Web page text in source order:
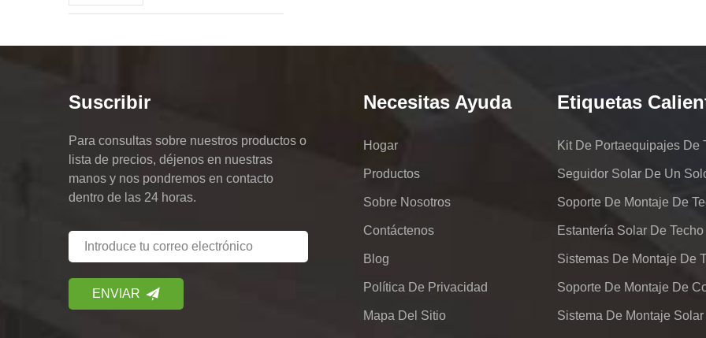
Suscribir
Para consultas sobre nuestros productos o
lista de precios, déjenos en nuestras
manos y nos pondremos en contacto
dentro de las 24 horas.
Necesitas Ayuda
Hogar
Productos
Sobre Nosotros
Contáctenos
Blog
Política De Privacidad
Mapa Del Sitio
Etiquetas
Seguidor Solar De Un
Soporte De Montaje De
Estantería Solar De
Sistema De Montaje